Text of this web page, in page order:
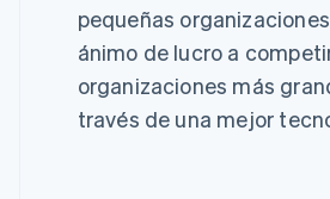
pequeñas
ánimo de lucro a
organizaciones más
través de una mejor